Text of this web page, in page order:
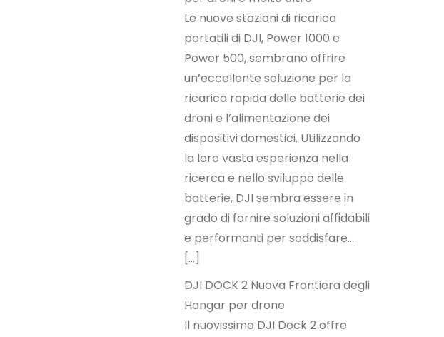
Le nuove stazioni di ricarica
portatili di DJI, Power 1000 e
Power 500, sembrano offrire
un’eccellente soluzione per la
ricarica rapida delle batterie dei
droni e l’alimentazione dei
dispositivi domestici. Utilizzando
la loro vasta esperienza nella
ricerca e nello sviluppo delle
batterie, DJI sembra essere in
grado di fornire soluzioni affidabili
e performanti per soddisfare…
[…]
DJI DOCK 2 Nuova Frontiera degli
Hangar per drone
Il nuovissimo DJI Dock 2 offre